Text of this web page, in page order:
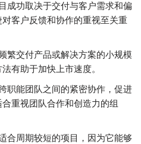
成功取决于交付与客户需求和偏
客户反馈和协作的重视至关重
繁交付产品或解决方案的小规模
有助于加快上市速度。
职能团队之间的紧密协作，促进
重视团队合作和创造力的组
合周期较短的项目，因为它能够